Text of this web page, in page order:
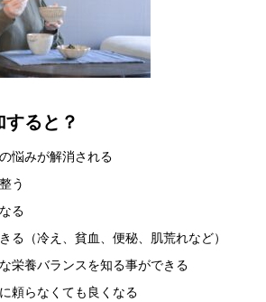
ると？
悩みが解消される
う
る
る（冷え、貧血、便秘、肌荒れなど）
栄養バランスを知る事ができる
頼らなくても良くなる